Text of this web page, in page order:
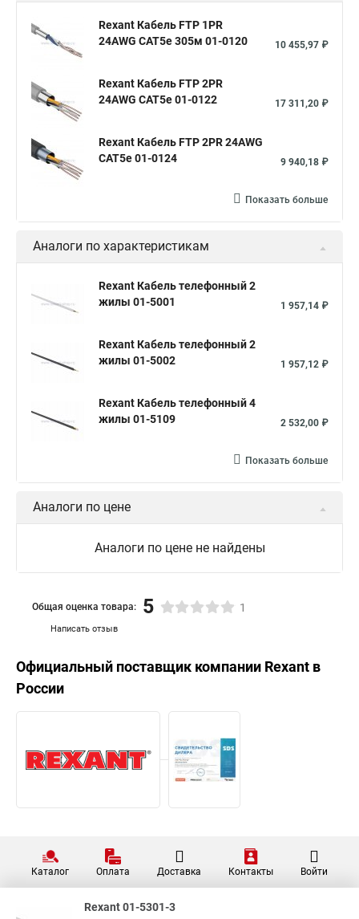
Оптоволоконный кабель телефонный Телефонный провод
Магистральный кабель связи Кабели линий связи
Кабель телефонный плоский
Кабель телефонный многожильный
Кабель телефонный свинцовый
Уличный телефонный кабель
Телефонный распределительный кабель
Многожильный кабель связи
Многопарный телефонный кабель
Телефонный кабель витая пара
Медный телефонный кабель Кабель телефонный тппэп
Rexant Кабель FTP 1PR
24AWG CAT5e 305м 01-0120
10 455,97 ₽
Rexant Кабель FTP 2PR
24AWG CAT5e 01-0122
17 311,20 ₽
Rexant Кабель FTP 2PR 24AWG
CAT5e 01-0124
9 940,18 ₽
Показать больше
Аналоги по характеристикам
Rexant Кабель телефонный 2
жилы 01-5001
1 957,14 ₽
Rexant Кабель телефонный 2
жилы 01-5002
1 957,12 ₽
Rexant Кабель телефонный 4
жилы 01-5109
2 532,00 ₽
Показать больше
Аналоги по цене
Аналоги по цене не найдены
Написать отзыв
Общая оценка товара: 5 1
Официальный поставщик компании Rexant в
России
Каталог Оплата Доставка Контакты Войти
Rexant 01-5301-3